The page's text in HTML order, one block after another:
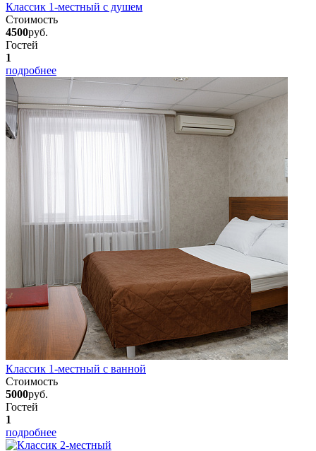
Классик 1-местный с душем
Стоимость
4500руб.
Гостей
1
подробнее
Классик 1-местный с ванной
Стоимость
5000руб.
Гостей
1
подробнее